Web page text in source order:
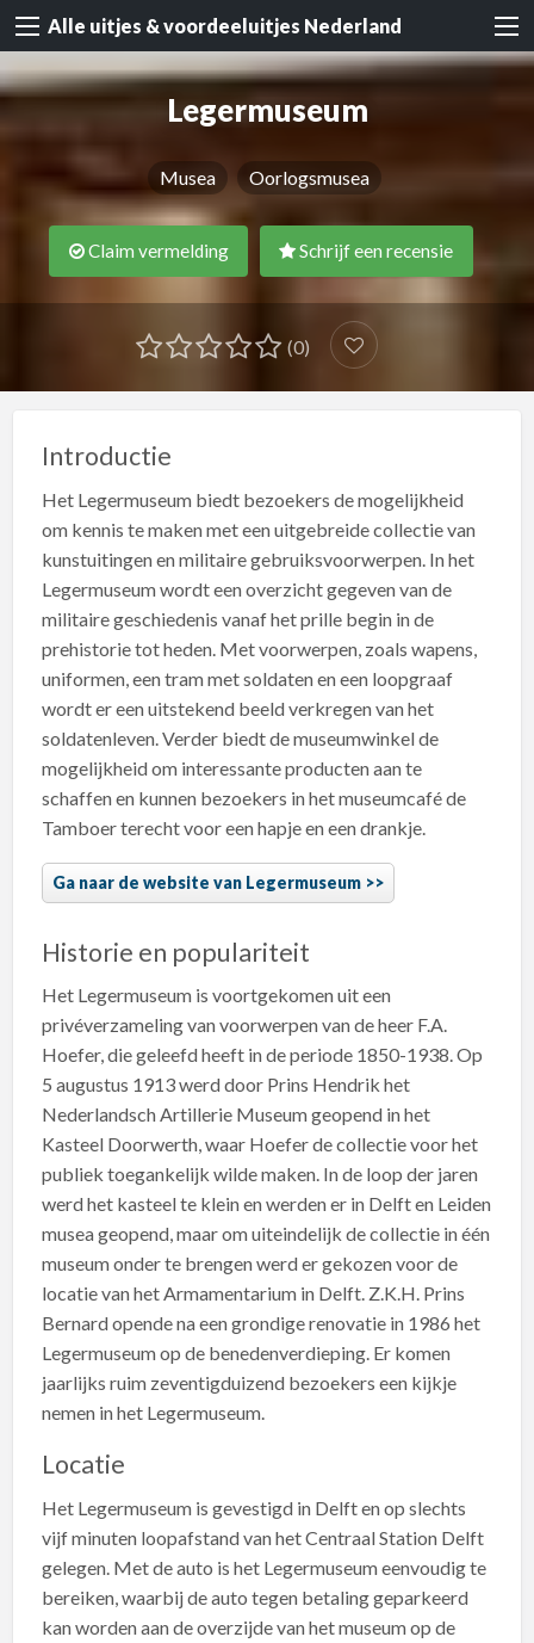
Alle uitjes & voordeeluitjes Nederland
Legermuseum
Musea Oorlogsmusea
Claim vermelding Schrijf een recensie
(0)
Introductie
Het Legermuseum biedt bezoekers de mogelijkheid
om kennis te maken met een uitgebreide collectie van
kunstuitingen en militaire gebruiksvoorwerpen. In het
Legermuseum wordt een overzicht gegeven van de
militaire geschiedenis vanaf het prille begin in de
prehistorie tot heden. Met voorwerpen, zoals wapens,
uniformen, een tram met soldaten en een loopgraaf
wordt er een uitstekend beeld verkregen van het
soldatenleven. Verder biedt de museumwinkel de
mogelijkheid om interessante producten aan te
schaffen en kunnen bezoekers in het museumcafé de
Tamboer terecht voor een hapje en een drankje.
Ga naar de website van Legermuseum
Historie en populariteit
Het Legermuseum is voortgekomen uit een
privéverzameling van voorwerpen van de heer F.A.
Hoefer, die geleefd heeft in de periode 1850-1938. Op
5 augustus 1913 werd door Prins Hendrik het
Nederlandsch Artillerie Museum geopend in het
Kasteel Doorwerth, waar Hoefer de collectie voor het
publiek toegankelijk wilde maken. In de loop der jaren
werd het kasteel te klein en werden er in Delft en Leiden
musea geopend, maar om uiteindelijk de collectie in één
museum onder te brengen werd er gekozen voor de
locatie van het Armamentarium in Delft. Z.K.H. Prins
Bernard opende na een grondige renovatie in 1986 het
Legermuseum op de benedenverdieping. Er komen
jaarlijks ruim zeventigduizend bezoekers een kijkje
nemen in het Legermuseum.
Locatie
Het Legermuseum is gevestigd in Delft en op slechts
vijf minuten loopafstand van het Centraal Station Delft
gelegen. Met de auto is het Legermuseum eenvoudig te
bereiken, waarbij de auto tegen betaling geparkeerd
kan worden aan de overzijde van het museum op de